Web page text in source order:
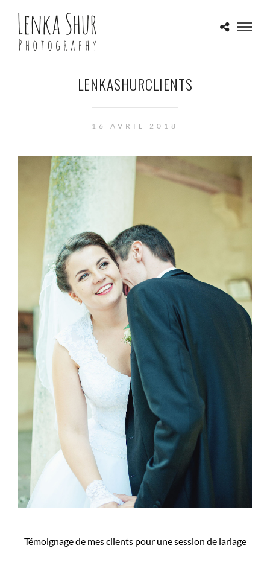
LENKASHURCLIENTS
16 AVRIL 2018
Témoignage de mes clients pour une session de lariage